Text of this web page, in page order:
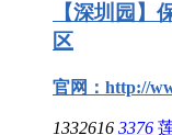
【深圳园】
区
官网：http://
1332616 3376